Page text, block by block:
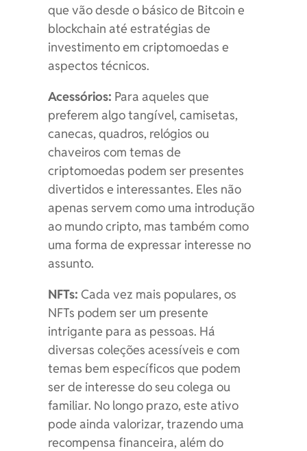
que vão desde o básico de Bitcoin e
blockchain até estratégias de
investimento em criptomoedas e
aspectos técnicos.
Acessórios: Para aqueles que
preferem algo tangível, camisetas,
canecas, quadros, relógios ou
chaveiros com temas de
criptomoedas podem ser presentes
divertidos e interessantes. Eles não
apenas servem como uma introdução
ao mundo cripto, mas também como
uma forma de expressar interesse no
assunto.
NFTs: Cada vez mais populares, os
NFTs podem ser um presente
intrigante para as pessoas. Há
diversas coleções acessíveis e com
temas bem específicos que podem
ser de interesse do seu colega ou
familiar. No longo prazo, este ativo
pode ainda valorizar, trazendo uma
recompensa financeira, além do